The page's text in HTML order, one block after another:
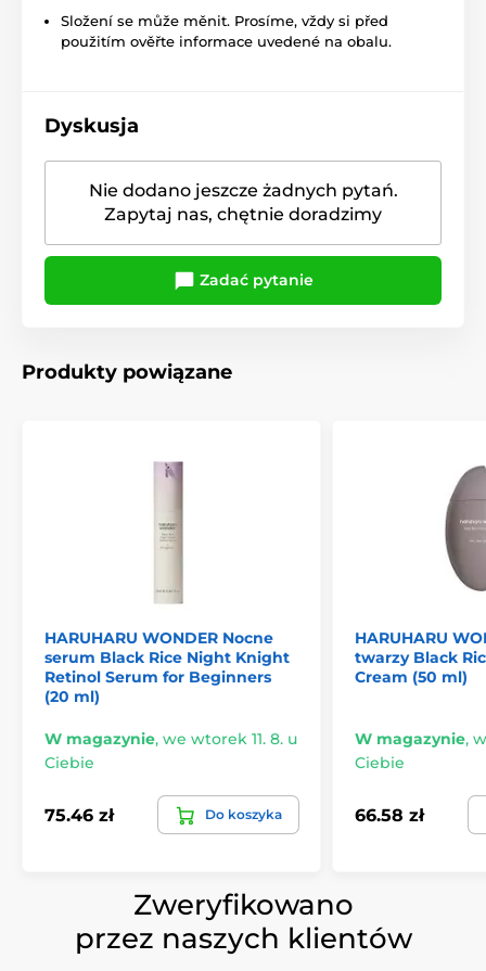
Složení se může měnit. Prosíme, vždy si před
použitím ověřte informace uvedené na obalu.
Dyskusja
Nie dodano jeszcze żadnych pytań.
Zapytaj nas, chętnie doradzimy
Zadać pytanie
Produkty powiązane
HARUHARU WONDER Nocne
serum Black Rice Night Knight
Retinol Serum for Beginners
(20 ml)
W magazynie, we wtorek 11. 8. u
Ciebie
75.46 zł Do koszyka
HARUHARU
twarzy Black
Cream (50 ml)
W magazynie,
Ciebie
66.58 zł
Zweryfikowano
przez naszych klientów